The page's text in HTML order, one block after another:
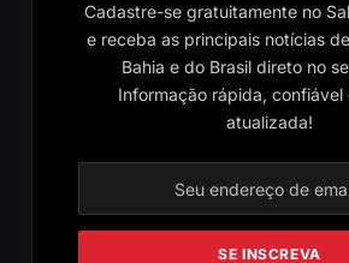
Cadastre-se gratuitamente no
e receba as principais notícias
Bahia e do Brasil direto no
Informação rápida, confiável
atualizada!